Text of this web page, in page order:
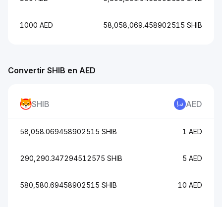
Convertir SHIB en AED
SHIB AED
58,058.069458902515 SHIB 1 AED
290,290.347294512575 SHIB 5 AED
580,580.69458902515 SHIB 10 AED
1000 AED 58,058,069.458902515 SHIB